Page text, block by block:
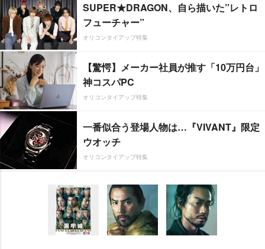
SUPER★DRAGON、自ら描いた”レトロ
フューチャー”
オリコンタイアップ特集
【驚愕】メーカー社員が推す「10万円台」
神コスパPC
オリコンタイアップ特集
一番似合う登場人物は…『VIVANT』限定
ウオッチ
オリコンタイアップ特集